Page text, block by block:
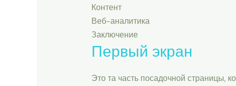
Контент
Веб-аналитика
Заключение
Первый экран
Это та часть посадочной страницы,